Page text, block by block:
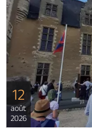
12
août
2026